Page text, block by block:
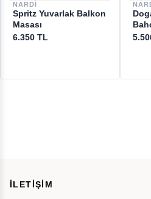
NARDI
Spritz Yuvarlak Balkon
Masası
6.350 TL
İLETİŞİM